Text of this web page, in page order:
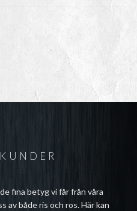
fina betyg vi får från våra
av både ris och ros. Här kan